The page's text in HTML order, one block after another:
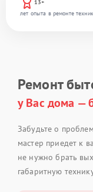
13+
лет опыта в ремонте
Ремонт
у Вас дома —
Забудьте о
мастер приедет к
не нужно брать
габаритную